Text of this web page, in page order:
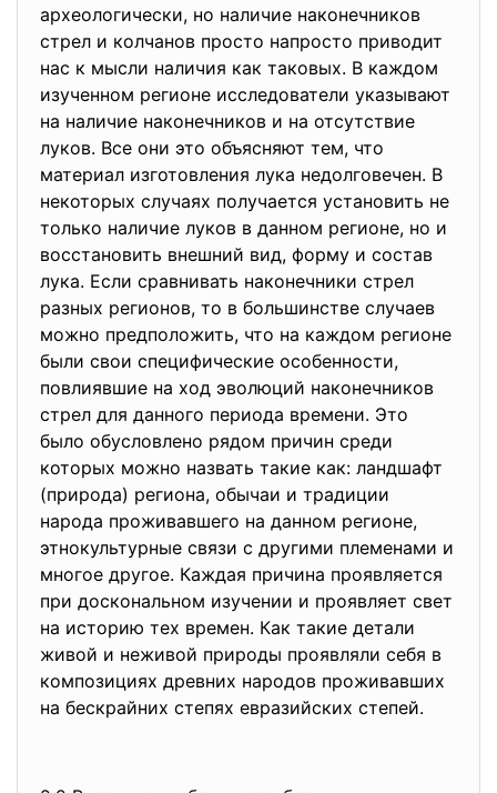
археологически, но наличие наконечников
стрел и колчанов просто напросто приводит
нас к мысли наличия как таковых. В каждом
изученном регионе исследователи указывают
на наличие наконечников и на отсутствие
луков. Все они это объясняют тем, что
материал изготовления лука недолговечен. В
некоторых случаях получается установить не
только наличие луков в данном регионе, но и
восстановить внешний вид, форму и состав
лука. Если сравнивать наконечники стрел
разных регионов, то в большинстве случаев
можно предположить, что на каждом регионе
были свои специфические особенности,
повлиявшие на ход эволюций наконечников
стрел для данного периода времени. Это
было обусловлено рядом причин среди
которых можно назвать такие как: ландшафт
(природа) региона, обычаи и традиции
народа проживавшего на данном регионе,
этнокультурные связи с другими племенами и
многое другое. Каждая причина проявляется
при доскональном изучении и проявляет свет
на историю тех времен. Как такие детали
живой и неживой природы проявляли себя в
композициях древних народов проживавших
на бескрайних степях евразийских степей.